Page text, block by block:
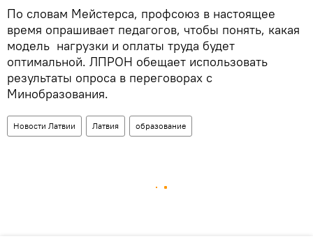
По словам Мейстерса, профсоюз в настоящее
время опрашивает педагогов, чтобы понять, какая
модель нагрузки и оплаты труда будет
оптимальной. ЛПРОН обещает использовать
результаты опроса в переговорах с
Минобразования.
Новости Латвии Латвия образование